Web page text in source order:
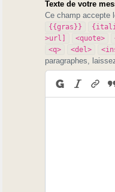
Texte de votre
Ce champ accepte
{{gras}}
>url]
<quote>
<q> <del>
paragraphes,